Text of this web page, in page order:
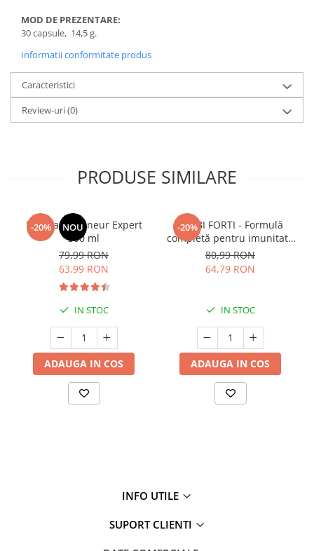
MOD DE PREZENTARE:
30 capsule, 14,5 g.
Informatii conformitate produs
Caracteristici
Review-uri(0)
PRODUSE SIMILARE
-20% NOU
Manhaē Draineur Expert
500 ml
79,99 RON
63,99 RON
IN STOC
ADAUGA IN COS
-20%
BIMBI FORTI - Formulă
completă pentru imunitate
și respirator copii > 3 ani
80,99 RON
64,79 RON
IN STOC
ADAUGA IN COS
INFO UTILE
SUPORT CLIENTI